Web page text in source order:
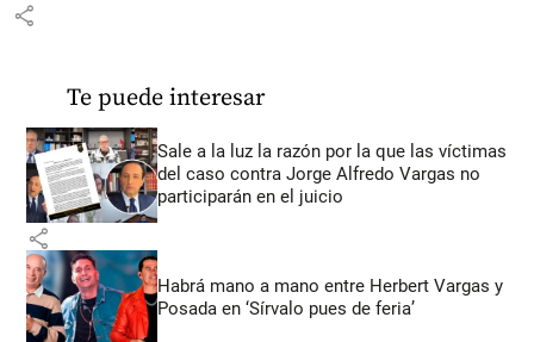
share
Te puede interesar
Sale a la luz la razón por la que las víctimas
del caso contra Jorge Alfredo Vargas no
participarán en el juicio
share
Habrá mano a mano entre Herbert Vargas y
Posada en ‘Sírvalo pues de feria’